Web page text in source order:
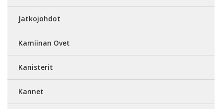
Jatkojohdot
Kamiinan Ovet
Kanisterit
Kannet